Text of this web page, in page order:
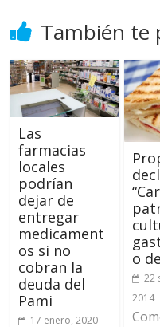
También te
Las
farmacias
locales
podrían
dejar de
entregar
medicament
os si no
cobran la
deuda del
Pami
17 enero, 2020
o
22
2014